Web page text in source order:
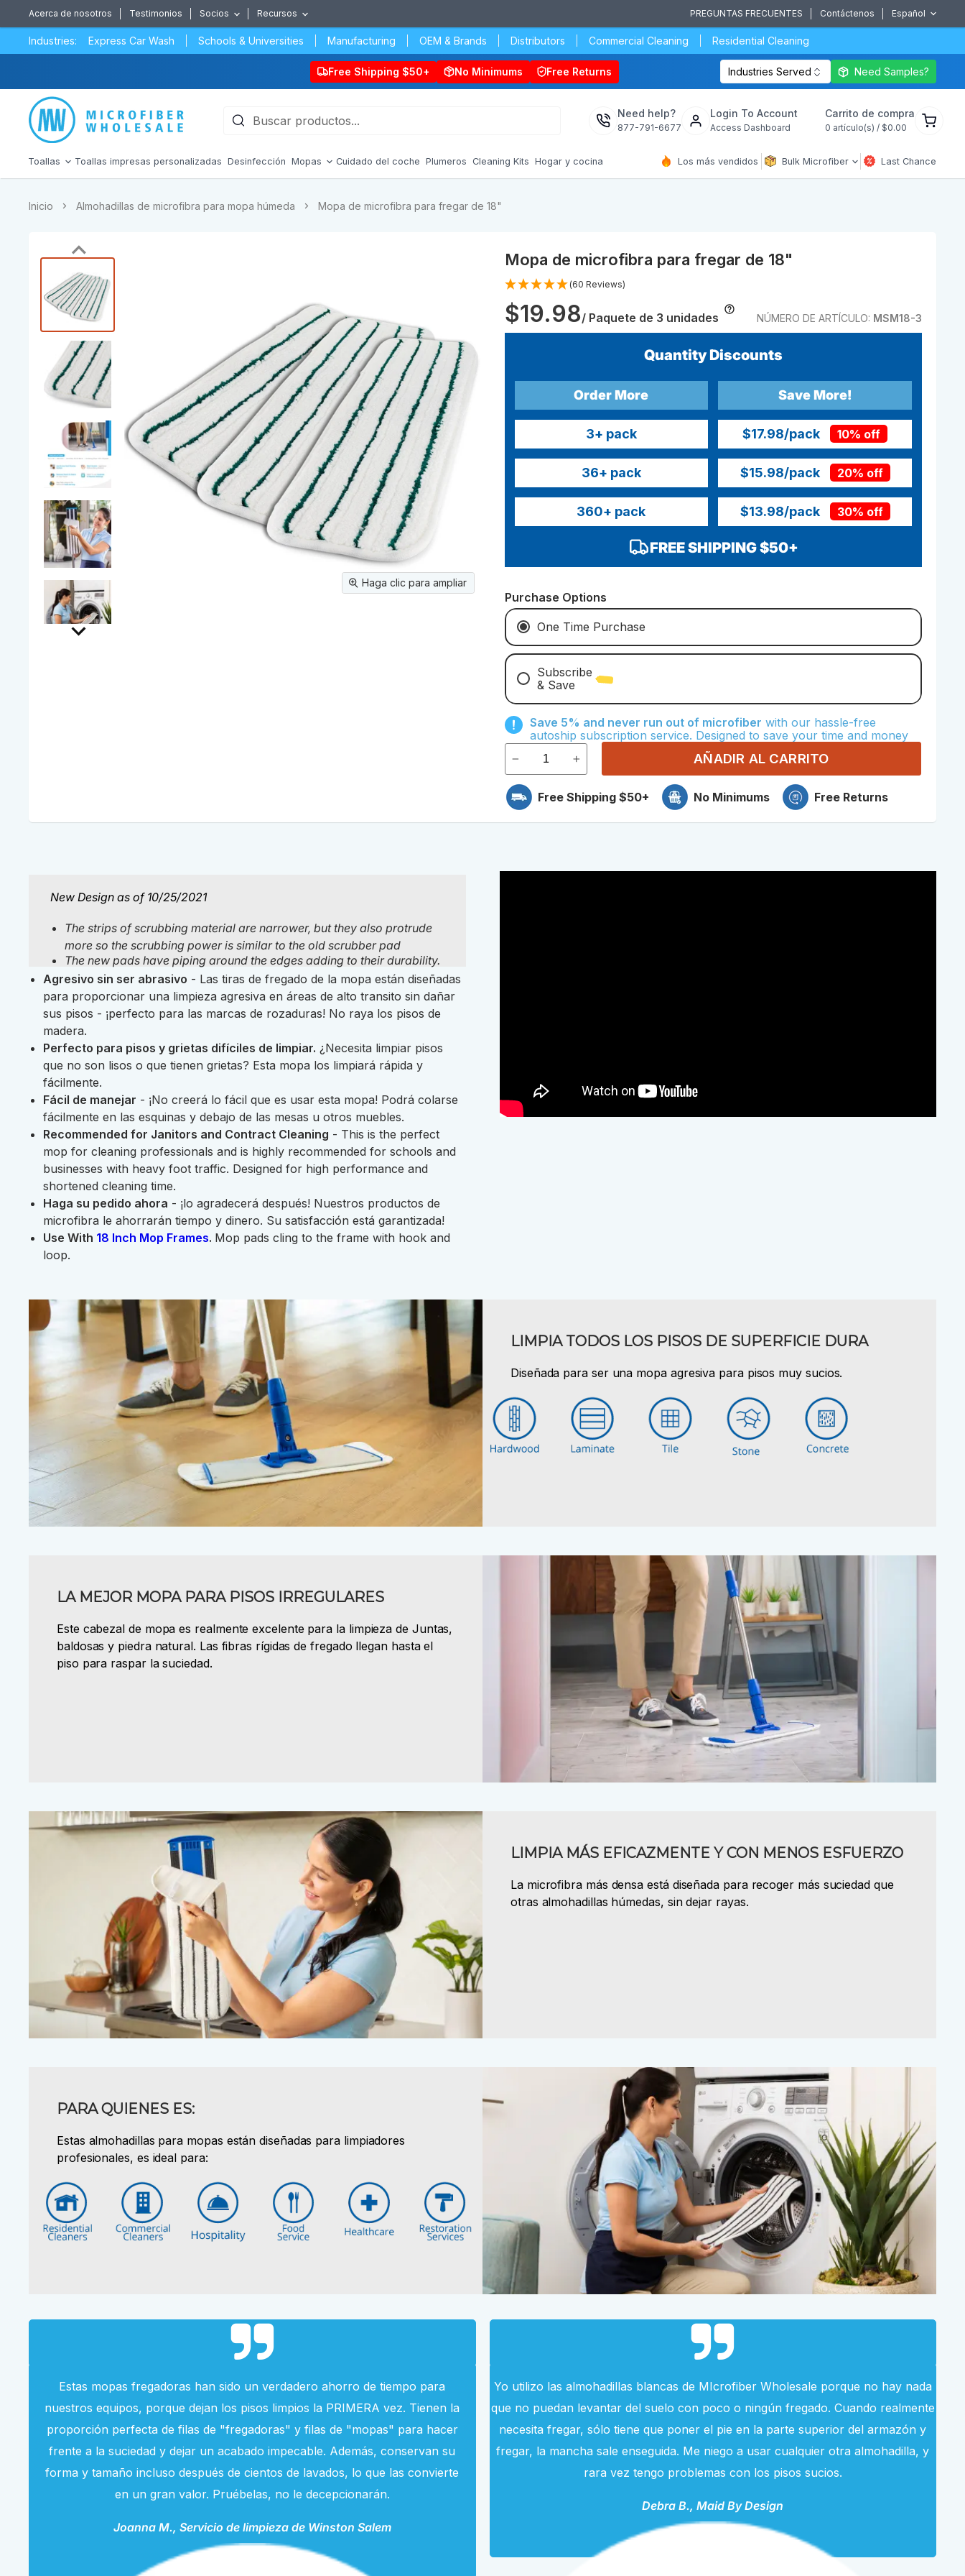
Acerca de nosotros Testimonios Socios Recursos PREGUNTAS FRECUENTES Contáctenos Español
Industries: Express Car Wash Schools & Universities Manufacturing OEM & Brands Distributors Commercial Cleaning Residential Cleaning
Free Shipping $50+ No Minimums Free Returns Industries Served Need Samples?
Need help?
877-791-6677
Login To Account
Access Dashboard
Carrito de compra
0 artículo(s) / $0.00
Ver
carrito
compra
Toallas Toallas impresas personalizadas Desinfección Mopas Cuidado del coche Plumeros Cleaning Kits Hogar y cocina Los más vendidos Bulk Microfiber Last Chance
Inicio Almohadillas de microfibra para mopa húmeda Mopa de microfibra para fregar de 18"
Haga clic para ampliar
Mopa de microfibra para fregar de 18"
(60 Reviews)
$19.98/ Paquete de 3 unidades NÚMERO DE ARTÍCULO: MSM18-3
Quantity Discounts
Order More
3+ pack
36+ pack
360+ pack
Save More!
$17.98/pack 10% off
$15.98/pack 20% off
$13.98/pack 30% off
FREE SHIPPING $50+
Purchase Options
One Time Purchase
Subscribe
& Save
Save With Quarterly Microfiber
Save 5% and never run out of microfiber with our hassle-free
autoship subscription service. Designed to save your time and money
AÑADIR AL CARRITO
Free Shipping $50+ No Minimums Free Returns
New Design as of 10/25/2021
The strips of scrubbing material are narrower, but they also protrude
more so the scrubbing power is similar to the old scrubber pad
The new pads have piping around the edges adding to their durability.
Agresivo sin ser abrasivo - Las tiras de fregado de la mopa están diseñadas
para proporcionar una limpieza agresiva en áreas de alto transito sin dañar
sus pisos - ¡perfecto para las marcas de rozaduras! No raya los pisos de
madera.
Perfecto para pisos y grietas difíciles de limpiar. ¿Necesita limpiar pisos
que no son lisos o que tienen grietas? Esta mopa los limpiará rápida y
fácilmente.
Fácil de manejar - ¡No creerá lo fácil que es usar esta mopa! Podrá colarse
fácilmente en las esquinas y debajo de las mesas u otros muebles.
Recommended for Janitors and Contract Cleaning - This is the perfect
mop for cleaning professionals and is highly recommended for schools and
businesses with heavy foot traffic. Designed for high performance and
shortened cleaning time.
Haga su pedido ahora - ¡lo agradecerá después! Nuestros productos de
microfibra le ahorrarán tiempo y dinero. Su satisfacción está garantizada!
Use With 18 Inch Mop Frames. Mop pads cling to the frame with hook and
loop.
LIMPIA TODOS LOS PISOS DE SUPERFICIE DURA
Diseñada para ser una mopa agresiva para pisos muy sucios.
LA MEJOR MOPA PARA PISOS IRREGULARES
Este cabezal de mopa es realmente excelente para la limpieza de Juntas,
baldosas y piedra natural. Las fibras rígidas de fregado llegan hasta el
piso para raspar la suciedad.
LIMPIA MÁS EFICAZMENTE Y CON MENOS ESFUERZO
La microfibra más densa está diseñada para recoger más suciedad que
otras almohadillas húmedas, sin dejar rayas.
PARA QUIENES ES:
Estas almohadillas para mopas están diseñadas para limpiadores
profesionales, es ideal para:
Estas mopas fregadoras han sido un verdadero ahorro de tiempo para
nuestros equipos, porque dejan los pisos limpios la PRIMERA vez. Tienen la
proporción perfecta de filas de "fregadoras" y filas de "mopas" para hacer
frente a la suciedad y dejar un acabado impecable. Además, conservan su
forma y tamaño incluso después de cientos de lavados, lo que las convierte
en un gran valor. Pruébelas, no le decepcionarán.
Joanna M., Servicio de limpieza de Winston Salem
Yo utilizo las almohadillas blancas de MIcrofiber Wholesale porque no hay nada
que no puedan levantar del suelo con poco o ningún fregado. Cuando realmente
necesita fregar, sólo tiene que poner el pie en la parte superior del armazón y
fregar, la mancha sale enseguida. Me niego a usar cualquier otra almohadilla, y
rara vez tengo problemas con los pisos sucios.
Debra B., Maid By Design